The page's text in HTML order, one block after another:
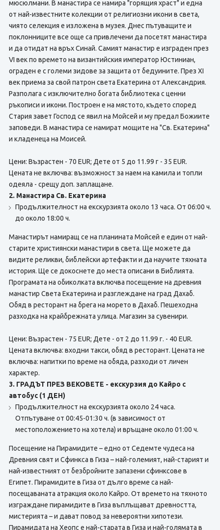
мюсюлмани. В манастира се намира "горящия храст" и една
от най-известните колекции от религиозни икони в света,
чиято селекция е изложена в музея. Днес пътуващите и
поклонниците все още са привлечени да посетят манастира
и да отидат на връх Синай. Самият манастир е изграден през
VІ век по времето на византийския император Юстиниан,
ограден е с големи зидове за защита от бедуините. През ХІ
век приема за свой патрон света Екатерина от Александрия.
Разполага с изключително богата библиотека с ценни
ръкописи и икони. Построен е на мястото, където според
Стария завет Господ се явил на Мойсей и му предал Божиите
заповеди. В манастира се намират мощите на "Св. Екатерина"
и кладенеца на Моисей.
Цени: Възрастен - 70 EUR; Дете от 5 до 11.99 г - 35 EUR.
Цената не включва: възможност за наем на камила и топли
одеяла - срещу доп. заплащане.
2. Манастира Св. Екатерина
Продължителност на екскурзията около 13 часа. От 06:00 ч.
до около 18:00 ч.
Манастирът намиращ се на планината Мойсей е един от най-
старите християнски манастири в света. Ще можете да
видите реликви, библейски артефакти и да научите тяхната
история. Ще се докоснете до места описани в Библията.
Програмата на обиколката включва посещение на древния
манастир Света Екатерина и разглеждане на град Дахаб.
Обяд в ресторант на брега на морето в Дахаб. Пешеходна
разходка на крайбрежната улица. Магазин за сувенири.
Цени: Възрастен - 75 EUR; Дете - от 2 до 11.99 г. - 40 EUR.
Цената включва: входни такси, обяд в ресторант. Цената не
включва: напитки по време на обяда, разходи от личен
характер.
3. ГРАДЪТ ПРЕЗ ВЕКОВЕТЕ - екскурзия до Кайро с
автобус (1 ДЕН)
Продължителност на екскурзията около 24 часа.
Отпътуване от 00:45-01:30 ч. (в зависимост от
местоположението на хотела) и връщане около 01:00 ч.
Посещение на Пирамидите – едно от Седемте чудеса на
Древния свят и Сфинкса в Гиза – най-големият, най-старият и
най-известният от безбройните запазени сфинксове в
Египет. Пирамидите в Гиза от дълго време са най-
посещаваната атракция около Кайро. От времето на тяхното
изграждане пирамидите в Гиза въплъщават древността,
мистерията – и дават повод за невероятни хипотези.
Пирамидата на Хеопс е най-старата в Гиза и най-голямата в